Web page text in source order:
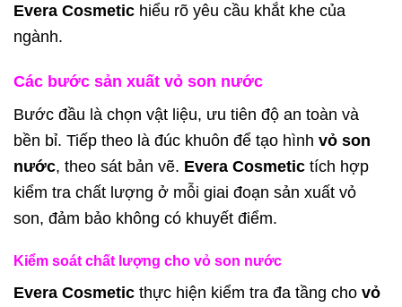
Evera Cosmetic hiểu rõ yêu cầu khắt khe của
ngành.
Các bước sản xuất vỏ son nước
Bước đầu là chọn vật liệu, ưu tiên độ an toàn và
bền bỉ. Tiếp theo là đúc khuôn để tạo hình vỏ son
nước, theo sát bản vẽ. Evera Cosmetic tích hợp
kiểm tra chất lượng ở mỗi giai đoạn sản xuất vỏ
son, đảm bảo không có khuyết điểm.
Kiểm soát chất lượng cho vỏ son nước
Evera Cosmetic thực hiện kiểm tra đa tầng cho vỏ